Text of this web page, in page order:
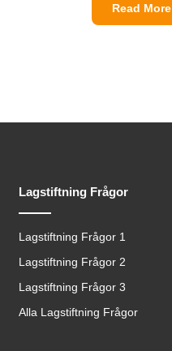
Read
Lagstiftning Frågor
Lagstiftning Frågor 1
Lagstiftning Frågor 2
Lagstiftning Frågor 3
Alla Lagstiftning Frågor